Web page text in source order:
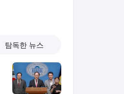
탐독한 뉴스